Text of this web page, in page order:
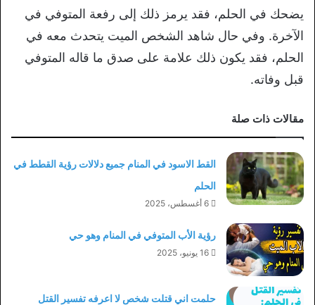
يضحك في الحلم، فقد يرمز ذلك إلى رفعة المتوفي في
الآخرة. وفي حال شاهد الشخص الميت يتحدث معه في
الحلم، فقد يكون ذلك علامة على صدق ما قاله المتوفي
قبل وفاته.
مقالات ذات صلة
القط الاسود في المنام جميع دلالات رؤية القطط في
الحلم
6 أغسطس، 2025
رؤية الأب المتوفي في المنام وهو حي
16 يونيو، 2025
حلمت اني قتلت شخص لا اعرفه تفسير القتل